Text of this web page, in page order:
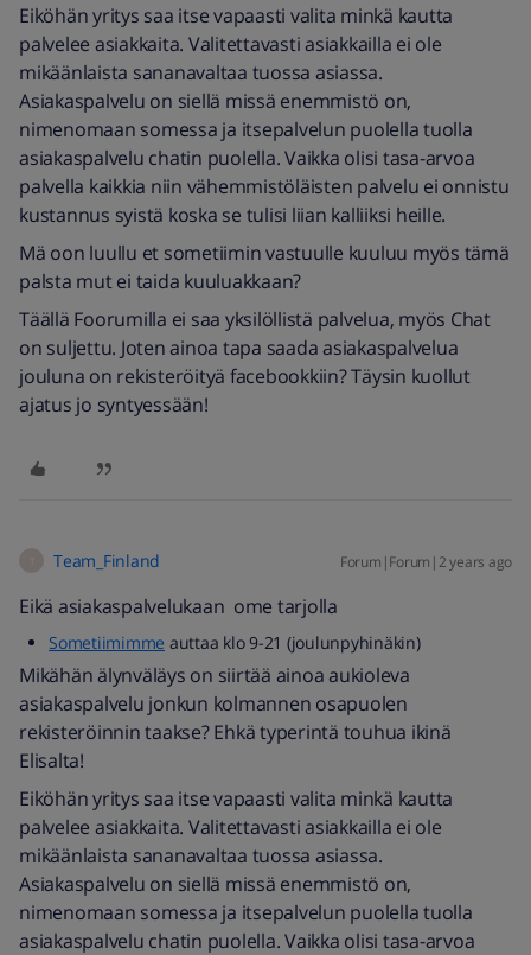
Eiköhän yritys saa itse vapaasti valita minkä kautta
palvelee asiakkaita. Valitettavasti asiakkailla ei ole
mikäänlaista sananavaltaa tuossa asiassa.
Asiakaspalvelu on siellä missä enemmistö on,
nimenomaan somessa ja itsepalvelun puolella tuolla
asiakaspalvelu chatin puolella. Vaikka olisi tasa-arvoa
palvella kaikkia niin vähemmistöläisten palvelu ei onnistu
kustannus syistä koska se tulisi liian kalliiksi heille.
Mä oon luullu et sometiimin vastuulle kuuluu myös tämä
palsta mut ei taida kuuluakkaan?
Täällä Foorumilla ei saa yksilöllistä palvelua, myös Chat
on suljettu. Joten ainoa tapa saada asiakaspalvelua
jouluna on rekisteröityä facebookkiin? Täysin kuollut
ajatus jo syntyessään!
Team_Finland Forum|Forum|2 years ago
Eikä asiakaspalvelukaan ome tarjolla
Sometiimimme auttaa klo 9-21 (joulunpyhinäkin)
Mikähän älynväläys on siirtää ainoa aukioleva
asiakaspalvelu jonkun kolmannen osapuolen
rekisteröinnin taakse? Ehkä typerintä touhua ikinä
Elisalta!
Eiköhän yritys saa itse vapaasti valita minkä kautta
palvelee asiakkaita. Valitettavasti asiakkailla ei ole
mikäänlaista sananavaltaa tuossa asiassa.
Asiakaspalvelu on siellä missä enemmistö on,
nimenomaan somessa ja itsepalvelun puolella tuolla
asiakaspalvelu chatin puolella. Vaikka olisi tasa-arvoa